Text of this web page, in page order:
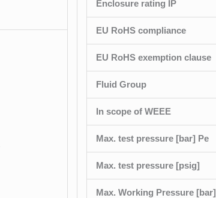
Enclosure rating IP
EU RoHS compliance
EU RoHS exemption clause
Fluid Group
In scope of WEEE
Max. test pressure [bar] Pe
Max. test pressure [psig]
Max. Working Pressure [bar]